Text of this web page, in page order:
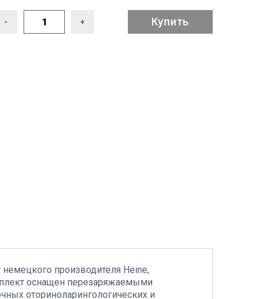
- + Купить
производителя Heine,
оснащен перезаряжаемыми
оториноларингологических и